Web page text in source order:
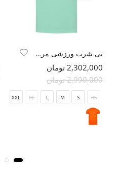
تی شرت ورزشی مردانه هکتاتون
2,302,000 تومان
2,990,000 تومان
XS
S
M
L
XL
XXL